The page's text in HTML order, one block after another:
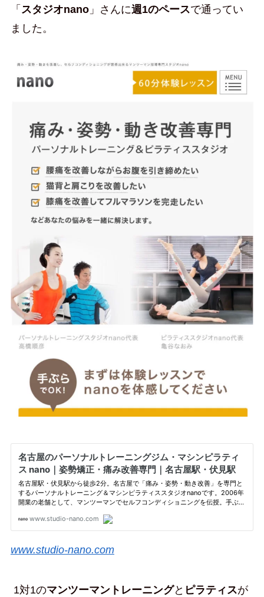
「 スタジオnano」さんに週1のペースで通ってい
ました。
www.studio-nano.com
1対1のマンツーマントレーニングと ピラティスが